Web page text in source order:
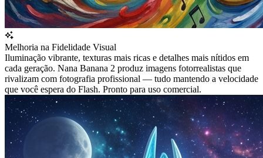
Melhoria na Fidelidade Visual
Iluminação vibrante, texturas mais ricas e detalhes mais nítidos em
cada geração. Nana Banana 2 produz imagens fotorrealistas que
rivalizam com fotografia profissional — tudo mantendo a velocidade
que você espera do Flash. Pronto para uso comercial.